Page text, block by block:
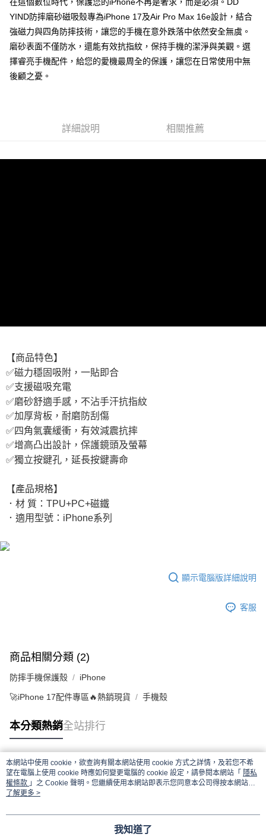
7-11取貨付款
每筆NT$65，滿NT$690(含以上)免運費
付款後7-11取貨
每筆NT$65，滿NT$690(含以上)免運費
YIND防摔磨砂磁吸殼專為iPhone 17及Air Pro Max 16e設計，結合
強磁力與四角防摔技術，讓您的手機在意外跌落中依然安全無虞。
磨砂表面不僅防水，還能有效抗指紋，保持手機的潔淨與美觀。選
擇睿亮手機配件，給您的愛機最周全的保護，讓您在日常使用中無
後顧之憂。
詳細說明 相關推薦
【商品特色】
✅磁力穩固吸附，一貼即合
✅支援磁吸充電
✅磨砂舒適手感，不沾手汗抗指紋
✅加厚背板，耐磨防刮傷
✅四角氣囊緩衝，有效減震抗摔
✅增高凸出設計，保護鏡頭及螢幕
✅獨立按鍵孔，延長按鍵壽命
【產品規格】
．材 質：TPU+PC+磁鐵
．適用型號：iPhone系列
顯示電腦版詳細說明
客服
商品相關分類 (2)
防摔手機保護殼 iPhone
🚀iPhone 17配件專區🔥熱銷現貨 手機殼
本分類熱銷全站排行
熱門標籤
本網站中使用 cookie，欲查詢有關本網站使用 cookie 方式之詳情，及若您不希
望在電腦上使用 cookie 時應如何變更電腦的 cookie 設定，請參閱本網站「 隱私
權條款 」之 Cookie 聲明。您繼續使用本網站即表示您同意本公司得按本網站使
用條款之 Cookie 聲明使用 cookie。
了解更多 >
我知道了